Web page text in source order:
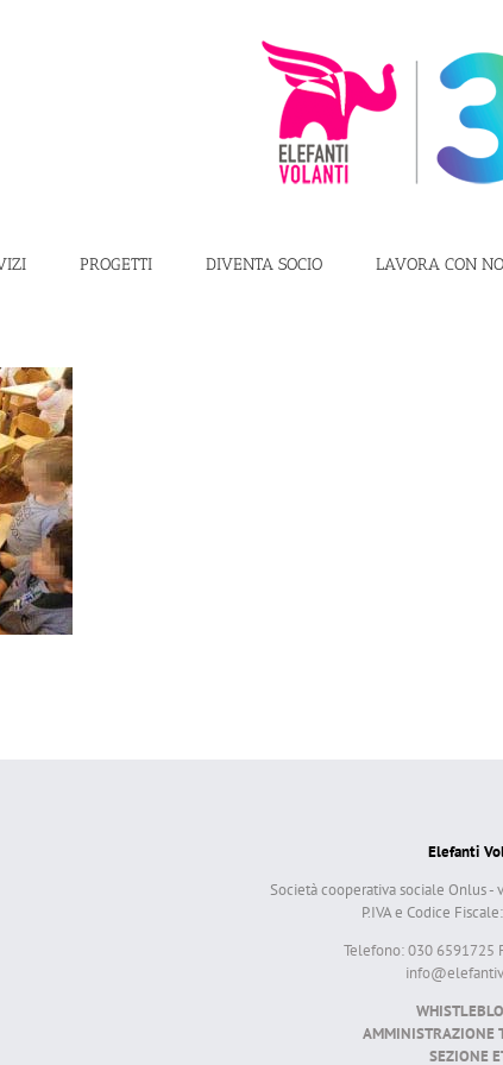
PROGETTI DIVENTA SOCIO LAVORA CON
Elefanti
Società cooperativa sociale Onlus -
P.IVA e Codice
Telefono: 030 6591725
AMMINISTRAZIONE
SEZIONE